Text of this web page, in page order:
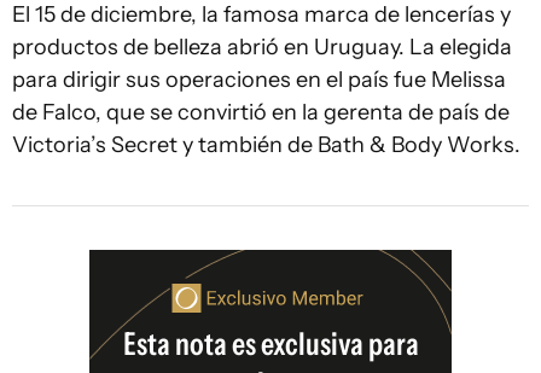
El 15 de diciembre, la famosa marca de lencerías y
productos de belleza abrió en Uruguay. La elegida
para dirigir sus operaciones en el país fue Melissa
de Falco, que se convirtió en la gerenta de país de
Victoria’s Secret y también de Bath & Body Works.
Esta nota es exclusiva para